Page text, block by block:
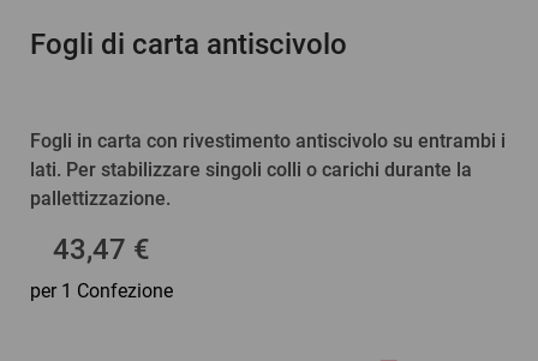
Fogli di carta antiscivolo
Fogli in carta con rivestimento antiscivolo su entrambi i
lati. Per stabilizzare singoli colli o carichi durante la
pallettizzazione.
43,47 €
per 1 Confezione